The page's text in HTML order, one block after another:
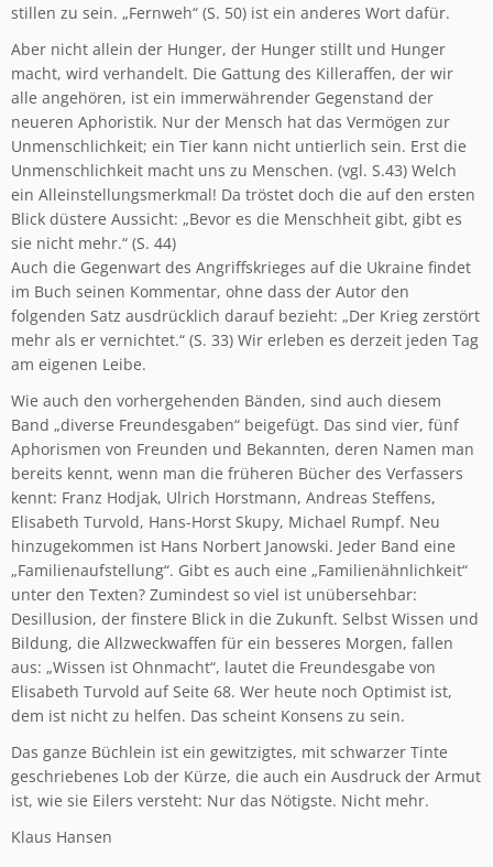
stillen zu sein. „Fernweh“ (S. 50) ist ein anderes Wort dafür.
Aber nicht allein der Hunger, der Hunger stillt und Hunger
macht, wird verhandelt. Die Gattung des Killeraffen, der wir
alle angehören, ist ein immerwährender Gegenstand der
neueren Aphoristik. Nur der Mensch hat das Vermögen zur
Unmenschlichkeit; ein Tier kann nicht untierlich sein. Erst die
Unmenschlichkeit macht uns zu Menschen. (vgl. S.43) Welch
ein Alleinstellungsmerkmal! Da tröstet doch die auf den ersten
Blick düstere Aussicht: „Bevor es die Menschheit gibt, gibt es
sie nicht mehr.“ (S. 44)
Auch die Gegenwart des Angriffskrieges auf die Ukraine findet
im Buch seinen Kommentar, ohne dass der Autor den
folgenden Satz ausdrücklich darauf bezieht: „Der Krieg zerstört
mehr als er vernichtet.“ (S. 33) Wir erleben es derzeit jeden Tag
am eigenen Leibe.
Wie auch den vorhergehenden Bänden, sind auch diesem
Band „diverse Freundesgaben“ beigefügt. Das sind vier, fünf
Aphorismen von Freunden und Bekannten, deren Namen man
bereits kennt, wenn man die früheren Bücher des Verfassers
kennt: Franz Hodjak, Ulrich Horstmann, Andreas Steffens,
Elisabeth Turvold, Hans-Horst Skupy, Michael Rumpf. Neu
hinzugekommen ist Hans Norbert Janowski. Jeder Band eine
„Familienaufstellung“. Gibt es auch eine „Familienähnlichkeit“
unter den Texten? Zumindest so viel ist unübersehbar:
Desillusion, der finstere Blick in die Zukunft. Selbst Wissen und
Bildung, die Allzweckwaffen für ein besseres Morgen, fallen
aus: „Wissen ist Ohnmacht“, lautet die Freundesgabe von
Elisabeth Turvold auf Seite 68. Wer heute noch Optimist ist,
dem ist nicht zu helfen. Das scheint Konsens zu sein.
Das ganze Büchlein ist ein gewitzigtes, mit schwarzer Tinte
geschriebenes Lob der Kürze, die auch ein Ausdruck der Armut
ist, wie sie Eilers versteht: Nur das Nötigste. Nicht mehr.
Klaus Hansen